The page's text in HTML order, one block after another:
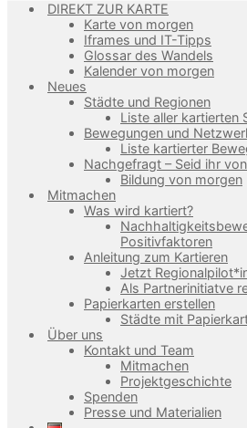
DIREKT ZUR KARTE
Karte von morgen
Iframes und IT-Tipps
Glossar des Wandels
Kalender von morgen
Neues
Städte und Regionen
Liste aller kartierten
Bewegungen und
Liste kartierter
Nachgefragt – Seid ihr
Bildung von morgen
Mitmachen
Was wird kartiert?
Positivfaktoren
Anleitung zum Kartieren
Jetzt
Als Partnerinitiatve
Papierkarten erstellen
Städte mit
Über uns
Kontakt und Team
Mitmachen
Projektgeschichte
Spenden
Presse und Materialien